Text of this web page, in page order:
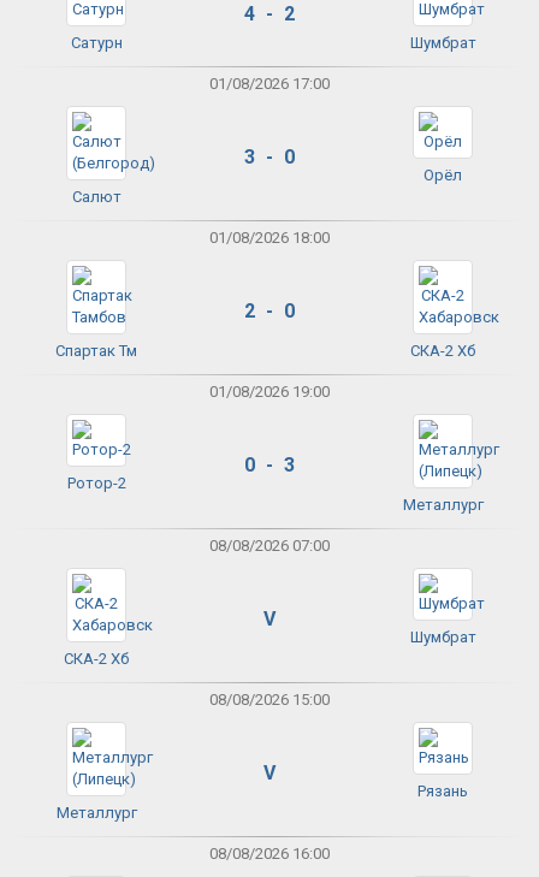
Сатурн
4 - 2
Шумбрат
01/08/2026 17:00
Салют
3 - 0
Орёл
01/08/2026 18:00
Спартак Тм
2 - 0
СКА-2 Хб
01/08/2026 19:00
Ротор-2
0 - 3
Металлург
08/08/2026 07:00
СКА-2 Хб
V
Шумбрат
08/08/2026 15:00
Металлург
V
Рязань
08/08/2026 16:00